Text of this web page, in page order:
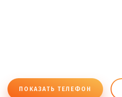
ПОКАЗАТЬ ТЕЛЕФОН